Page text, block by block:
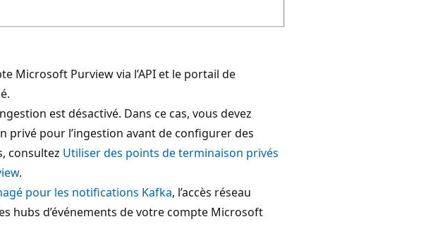
Microsoft Purview via l’API et le portail de
est désactivé. Dans ce cas, vous devez
pour l’ingestion avant de configurer des
consultez Utiliser des points de terminaison privés
.
pour les notifications Kafka, l’accès réseau
hubs d’événements de votre compte Microsoft